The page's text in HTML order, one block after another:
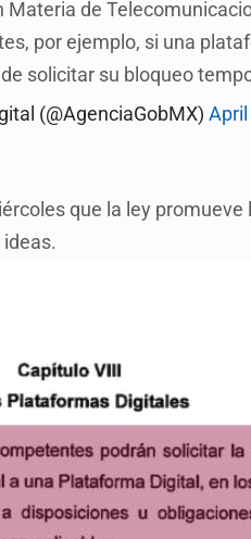
Materia de
por ejemplo, si una
solicitar su bloqueo
(@AgenciaGobMX) April
que la ley promueve